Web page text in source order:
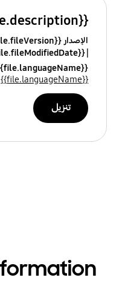
{{file.description}}
الإصدار {{file.fileVersion}}
{{file.fileModifiedDate}}
{{file.languageName}}
{{file.languageName}}
تنزيل